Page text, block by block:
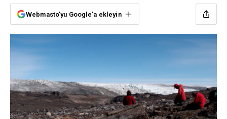
Webmasto'yu Google'a ekleyin